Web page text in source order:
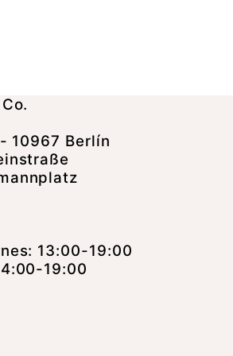
10967 Berlín
13:00-19:00
19:00